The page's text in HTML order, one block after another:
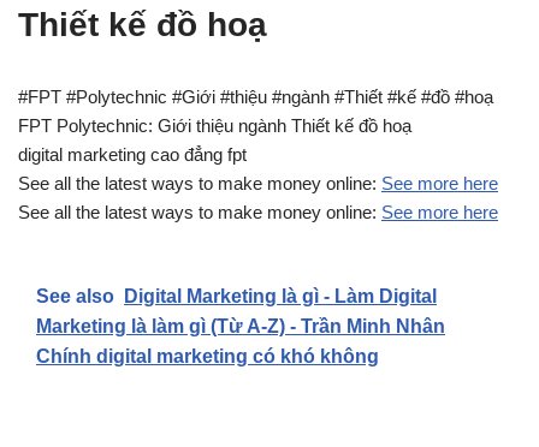
Thiết kế đồ hoạ
#FPT #Polytechnic #Giới #thiệu #ngành #Thiết #kế #đồ #hoạ
FPT Polytechnic: Giới thiệu ngành Thiết kế đồ hoạ
digital marketing cao đẳng fpt
See all the latest ways to make money online: See more here
See all the latest ways to make money online: See more here
See also
Digital Marketing là gì - Làm Digital
Marketing là làm gì (Từ A-Z) - Trần Minh Nhân
Chính digital marketing có khó không